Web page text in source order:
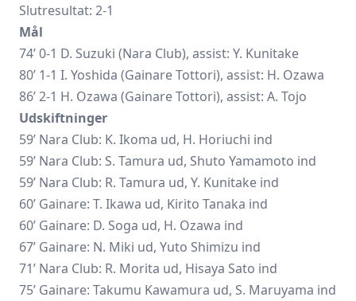
Slutresultat: 2-1
Mål
74’ 0-1 D. Suzuki (Nara Club), assist: Y. Kunitake
80’ 1-1 I. Yoshida (Gainare Tottori), assist: H. Ozawa
86’ 2-1 H. Ozawa (Gainare Tottori), assist: A. Tojo
Udskiftninger
59’ Nara Club: K. Ikoma ud, H. Horiuchi ind
59’ Nara Club: S. Tamura ud, Shuto Yamamoto ind
59’ Nara Club: R. Tamura ud, Y. Kunitake ind
60’ Gainare: T. Ikawa ud, Kirito Tanaka ind
60’ Gainare: D. Soga ud, H. Ozawa ind
67’ Gainare: N. Miki ud, Yuto Shimizu ind
71’ Nara Club: R. Morita ud, Hisaya Sato ind
75’ Gainare: Takumu Kawamura ud, S. Maruyama ind